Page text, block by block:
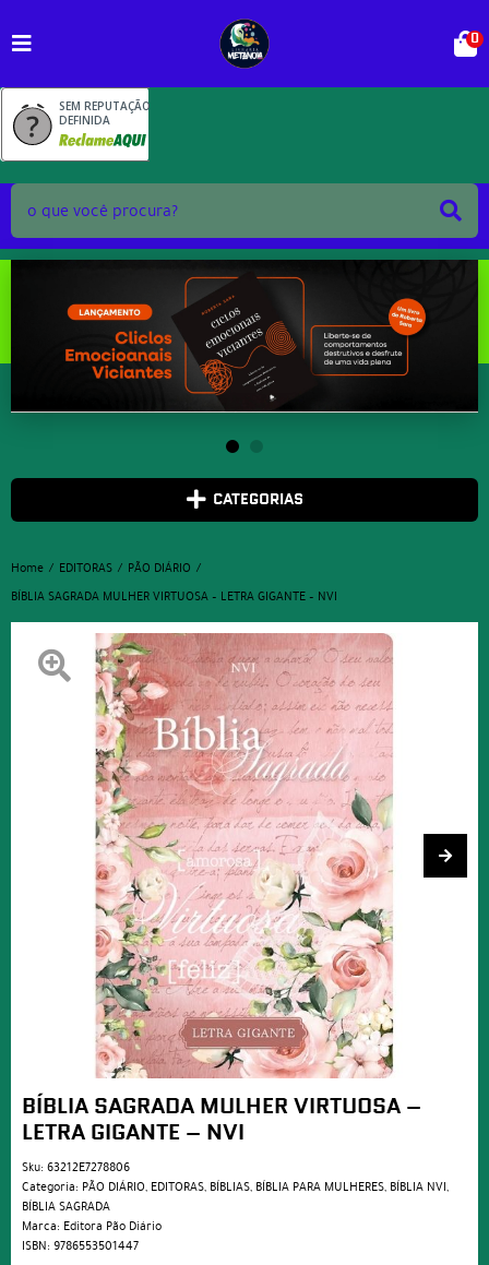
SEM REPUTAÇÃO
DEFINIDA
0
CATEGORIAS
Home EDITORAS
PÃO DIÁRIO
BÍBLIA SAGRADA MULHER VIRTUOSA – LETRA GIGANTE – NVI
BÍBLIA SAGRADA MULHER VIRTUOSA –
LETRA GIGANTE – NVI
Sku: 63212E7278806
Categoria: PÃO DIÁRIO, EDITORAS, BÍBLIAS, BÍBLIA PARA MULHERES, BÍBLIA NVI,
BÍBLIA SAGRADA
Marca: Editora Pão Diário
ISBN: 9786553501447